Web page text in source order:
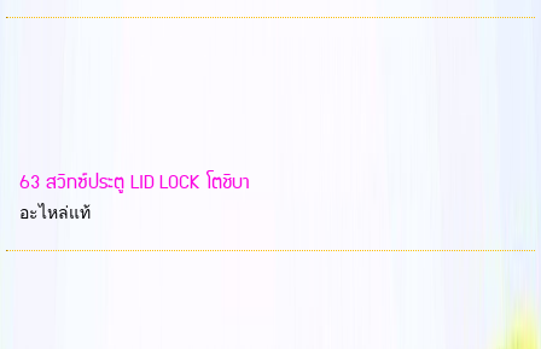
63 สวิทซ์ประตู LID LOCK โตชิบา
อะไหล่แท้